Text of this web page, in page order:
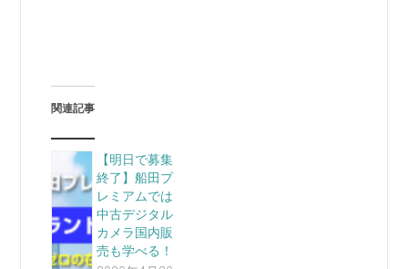
関連記事
【明日で募集
終了】船田プ
レミアムでは
中古デジタル
カメラ国内販
売も学べる！